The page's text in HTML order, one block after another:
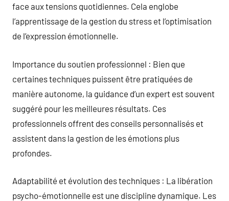
face aux tensions quotidiennes. Cela englobe
l’apprentissage de la gestion du stress et l’optimisation
de l’expression émotionnelle.
Importance du soutien professionnel : Bien que
certaines techniques puissent être pratiquées de
manière autonome, la guidance d’un expert est souvent
suggéré pour les meilleures résultats. Ces
professionnels offrent des conseils personnalisés et
assistent dans la gestion de les émotions plus
profondes.
Adaptabilité et évolution des techniques : La libération
psycho-émotionnelle est une discipline dynamique. Les